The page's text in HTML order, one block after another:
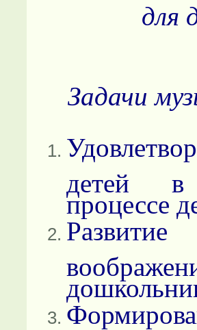
для
Задачи
детей в
процессе